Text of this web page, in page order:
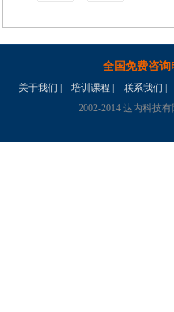
全国免费咨询
关于我们 培训课程 联系我们
2002-2014 达内科技